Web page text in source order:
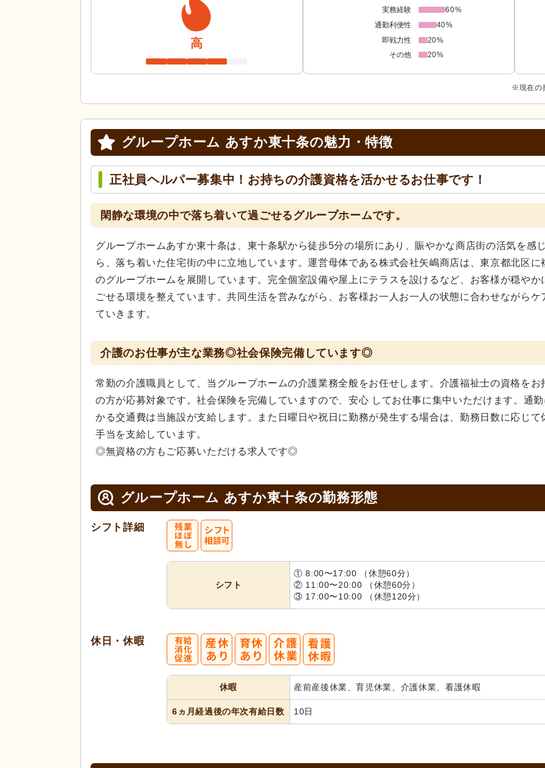
高
実務経験
60%
通勤利便性
40%
即戦力性
20%
その他
20%
※現在の
グループホーム あすか東十条の魅力・特徴
正社員ヘルパー募集中！お持ちの介護資格を活かせるお仕事です！
閑静な環境の中で落ち着いて過ごせるグループホームです。
グループホームあすか東十条は、東十条駅から徒歩5分の場所にあり、賑やかな商店街の活気を感
ら、落ち着いた住宅街の中に立地しています。運営母体である株式会社矢嶋商店は、東京都北区に
のグループホームを展開しています。完全個室設備や屋上にテラスを設けるなど、お客様が穏やか
ごせる環境を整えています。共同生活を営みながら、お客様お一人お一人の状態に合わせながらケ
ていきます。
介護のお仕事が主な業務◎社会保険完備しています◎
常勤の介護職員として、当グループホームの介護業務全般をお任せします。介護福祉士の資格をお
の方が応募対象です。社会保険を完備していますので、安心 してお仕事に集中いただけます。通
かる交通費は当施設が支給します。また日曜日や祝日に勤務が発生する場合は、勤務日数に応じて
手当を支給しています。
◎無資格の方もご応募いただける求人です◎
グループホーム あすか東十条の勤務形態
シフト詳細
シフト
① 8:00〜17:00 （休憩60分）
② 11:00〜20:00 （休憩60分）
③ 17:00〜10:00 （休憩120分）
休日・休暇
休暇 産前産後休業、育児休業、介護休業、看護休暇
6ヵ月経過後の年次有給日数 10日